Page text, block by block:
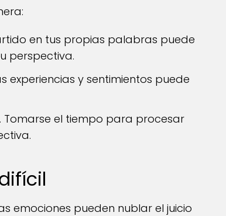
en tus propias palabras puede
perspectiva.
y sentimientos puede
Tomarse el tiempo para procesar
emociones pueden nublar el juicio